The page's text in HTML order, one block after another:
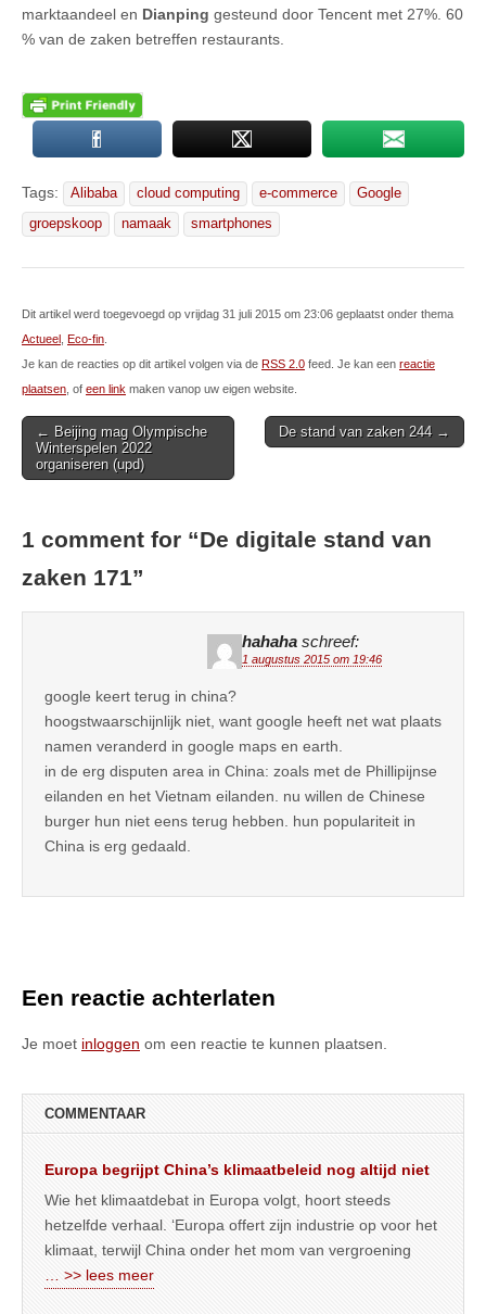
marktaandeel en Dianping gesteund door Tencent met 27%. 60
% van de zaken betreffen restaurants.
Tags: Alibaba cloud computing e-commerce
Google
groepskoop
namaak smartphones
Dit artikel werd toegevoegd op vrijdag 31 juli 2015 om 23:06 geplaatst onder thema
Actueel Eco-fin
Je kan de reacties op dit artikel volgen via de RSS 2.0 feed. Je kan een reactie
plaatsen , of een link maken vanop uw eigen website.
Post
navigation
← Beijing mag Olympische
Winterspelen 2022
organiseren (upd)
De stand van zaken 244 →
1 comment for “De digitale stand van
zaken 171”
hahaha schreef:
1 augustus 2015 om 19:46
google keert terug in china?
hoogstwaarschijnlijk niet, want google heeft net wat plaats
namen veranderd in google maps en earth.
in de erg disputen area in China: zoals met de Phillipijnse
eilanden en het Vietnam eilanden. nu willen de Chinese
burger hun niet eens terug hebben. hun populariteit in
China is erg gedaald.
Een reactie achterlaten
Je moet inloggen om een reactie te kunnen plaatsen.
COMMENTAAR
Europa begrijpt China’s klimaatbeleid nog altijd niet
Wie het klimaatdebat in Europa volgt, hoort steeds
hetzelfde verhaal. ‘Europa offert zijn industrie op voor het
klimaat, terwijl China onder het mom van vergroening
… >> lees meer